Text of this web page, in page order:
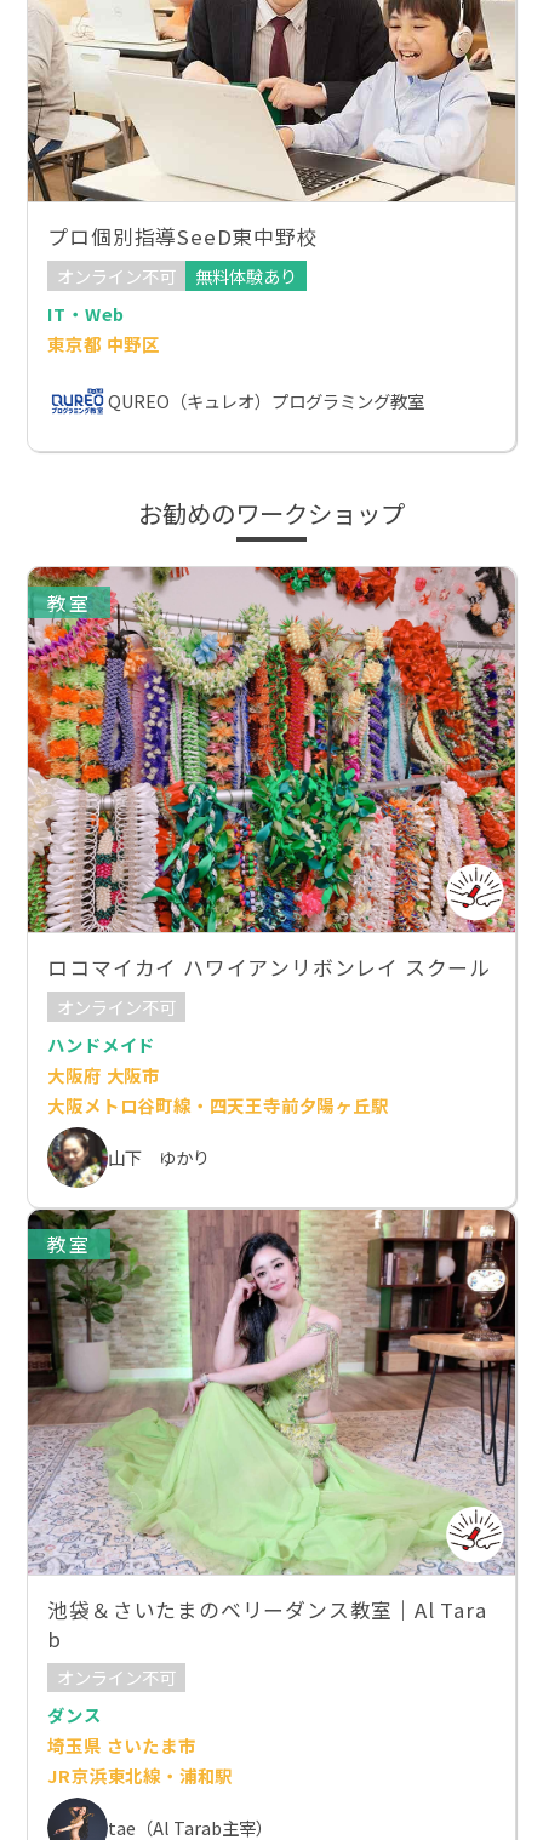
プロ個別指導SeeD東中野校
オンライン不可
無料体験あり
IT・Web
東京都 中野区
QUREO（キュレオ）プログラミング教室
お勧めのワークショップ
教室
ロコマイカイ ハワイアンリボンレイ スクール
オンライン不可
ハンドメイド
大阪府 大阪市
大阪メトロ谷町線・四天王寺前夕陽ヶ丘駅
山下 ゆかり
教室
池袋＆さいたまのベリーダンス教室｜Al Tara
b
オンライン不可
ダンス
埼玉県 さいたま市
JR京浜東北線・浦和駅
tae（Al Tarab主宰）